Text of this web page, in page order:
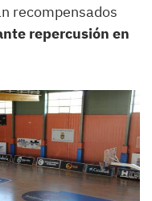
recompensados
repercusión en